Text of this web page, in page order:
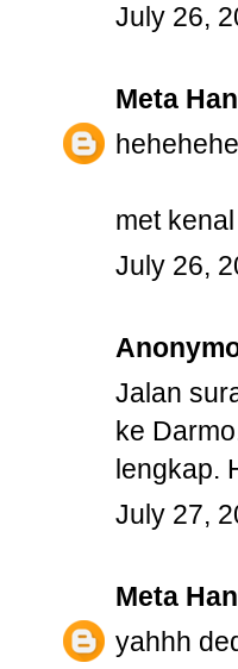
July 26,
Meta
met
July 26,
Jalan
ke
lengkap.
July 27,
Meta
yahhh